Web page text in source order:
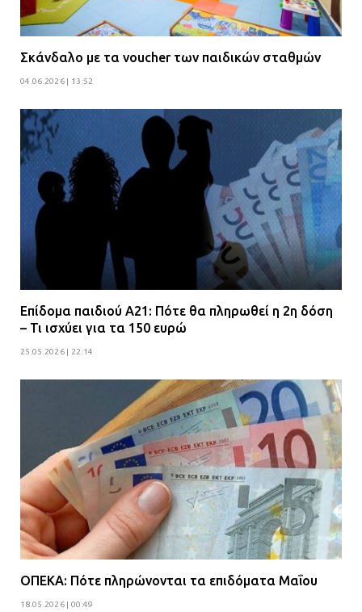
Σκάνδαλο με τα voucher των παιδικών σταθμών
04.06.2026 | 13:52
Επίδομα παιδιού Α21: Πότε θα πληρωθεί η 2η δόση
– Τι ισχύει για τα 150 ευρώ
25.05.2026 | 22:14
ΟΠΕΚΑ: Πότε πληρώνονται τα επιδόματα Μαΐου
18.05.2026 | 00:49